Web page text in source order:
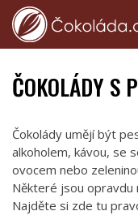
ČOKOLÁDY S
Čokolády umějí být
alkoholem, kávou, se
ovocem nebo
Některé jsou opravdu
Najděte si zde tu